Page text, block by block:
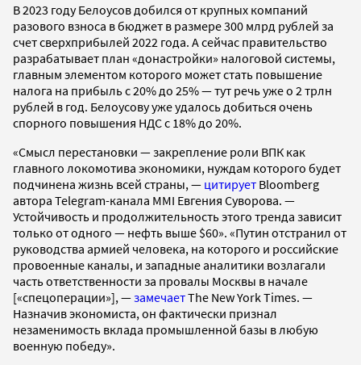
В 2023 году Белоусов добился от крупных компаний
разового взноса в бюджет в размере 300 млрд рублей за
счет сверхприбылей 2022 года. А сейчас правительство
разрабатывает план «донастройки» налоговой системы,
главным элементом которого может стать повышение
налога на прибыль с 20% до 25% — тут речь уже о 2 трлн
рублей в год. Белоусову уже удалось добиться очень
спорного повышения НДС с 18% до 20%.
«Смысл перестановки — закрепление роли ВПК как
главного локомотива экономики, нуждам которого будет
подчинена жизнь всей страны, — цитирует Bloomberg
автора Telegram-канала MMI Евгения Суворова. —
Устойчивость и продолжительность этого тренда зависит
только от одного — нефть выше $60». «Путин отстранил от
руководства армией человека, на которого и российские
провоенные каналы, и западные аналитики возлагали
часть ответственности за провалы Москвы в начале
[«спецоперации»], —замечаетThe New York Times. —
Назначив экономиста, он фактически признал
незаменимость вклада промышленной базы в любую
военную победу».